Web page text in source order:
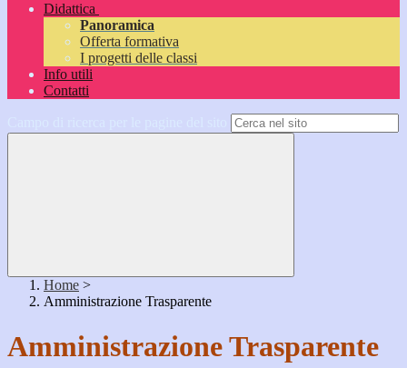
Didattica
Panoramica
Offerta formativa
I progetti delle classi
Info utili
Contatti
Home >
Amministrazione Trasparente
Amministrazione Trasparente